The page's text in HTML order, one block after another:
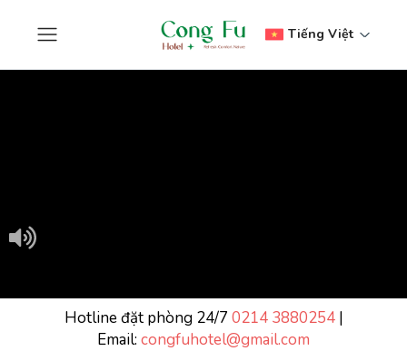
Tiếng Việt
Hotline đặt phòng 24/7 0214 3880254|
Email: congfuhotel@gmail.com